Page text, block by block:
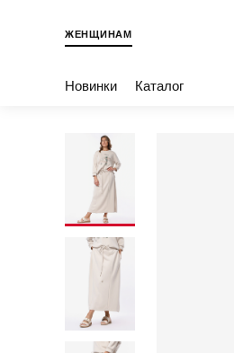
ЖЕНЩИНАМ
Новинки Каталог